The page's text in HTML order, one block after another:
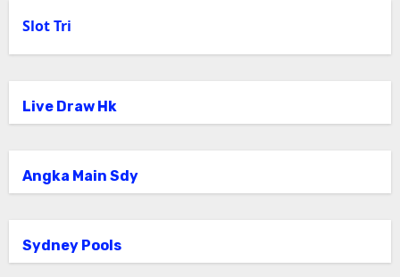
Slot Tri
Live Draw Hk
Angka Main Sdy
Sydney Pools